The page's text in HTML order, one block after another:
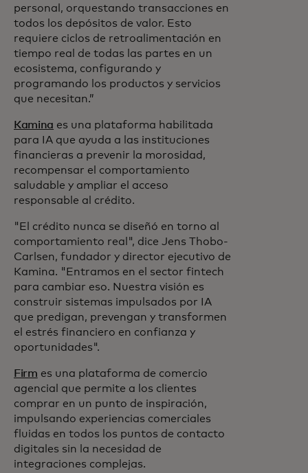
personal, orquestando transacciones en
todos los depósitos de valor. Esto
requiere ciclos de retroalimentación en
tiempo real de todas las partes en un
ecosistema, configurando y
programando los productos y servicios
que necesitan.”
Kamina es una plataforma habilitada
para IA que ayuda a las instituciones
financieras a prevenir la morosidad,
recompensar el comportamiento
saludable y ampliar el acceso
responsable al crédito.
"El crédito nunca se diseñó en torno al
comportamiento real", dice Jens Thobo-
Carlsen, fundador y director ejecutivo de
Kamina. "Entramos en el sector fintech
para cambiar eso. Nuestra visión es
construir sistemas impulsados por IA
que predigan, prevengan y transformen
el estrés financiero en confianza y
oportunidades".
Firm es una plataforma de comercio
agencial que permite a los clientes
comprar en un punto de inspiración,
impulsando experiencias comerciales
fluidas en todos los puntos de contacto
digitales sin la necesidad de
integraciones complejas.